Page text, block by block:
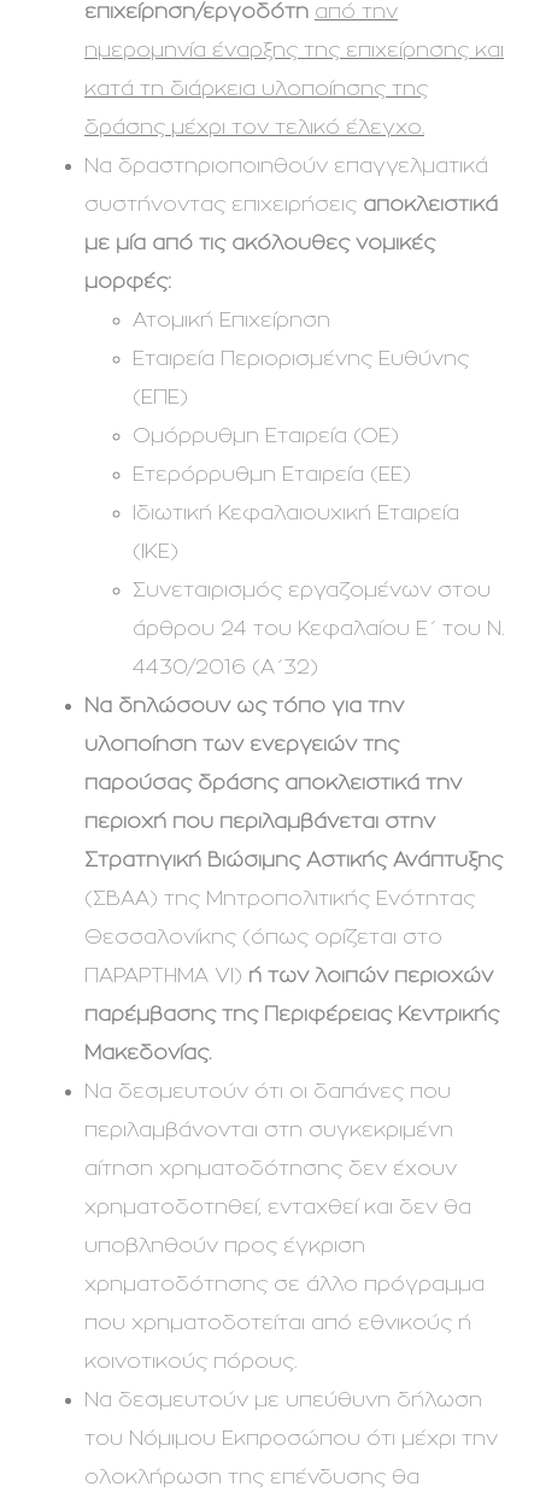
επιχείρηση/εργοδότη από την
ημερομηνία έναρξης της επιχείρησης και
κατά τη διάρκεια υλοποίησης της
δράσης μέχρι τον τελικό έλεγχο.
Να δραστηριοποιηθούν επαγγελματικά
συστήνοντας επιχειρήσεις αποκλειστικά
με μία από τις ακόλουθες νομικές
μορφές:
Ατομική Επιχείρηση
Εταιρεία Περιορισμένης Ευθύνης
(ΕΠΕ)
Ομόρρυθμη Εταιρεία (ΟΕ)
Ετερόρρυθμη Εταιρεία (ΕΕ)
Ιδιωτική Κεφαλαιουχική Εταιρεία
(ΙΚΕ)
Συνεταιρισμός εργαζομένων στου
άρθρου 24 του Κεφαλαίου Ε΄ του Ν.
4430/2016 (Α΄32)
Να δηλώσουν ως τόπο για την
υλοποίηση των ενεργειών της
παρούσας δράσης αποκλειστικά την
περιοχή που περιλαμβάνεται στην
Στρατηγική Βιώσιμης Αστικής Ανάπτυξης
(ΣΒΑΑ) της Μητροπολιτικής Ενότητας
Θεσσαλονίκης (όπως ορίζεται στο
ΠΑΡΑΡΤΗΜΑ VI) ή των λοιπών περιοχών
παρέμβασης της Περιφέρειας Κεντρικής
Μακεδονίας.
Να δεσμευτούν ότι οι δαπάνες που
περιλαμβάνονται στη συγκεκριμένη
αίτηση χρηματοδότησης δεν έχουν
χρηματοδοτηθεί, ενταχθεί και δεν θα
υποβληθούν προς έγκριση
χρηματοδότησης σε άλλο πρόγραμμα
που χρηματοδοτείται από εθνικούς ή
κοινοτικούς πόρους.
Να δεσμευτούν με υπεύθυνη δήλωση
του Νόμιμου Εκπροσώπου ότι μέχρι την
ολοκλήρωση της επένδυσης θα